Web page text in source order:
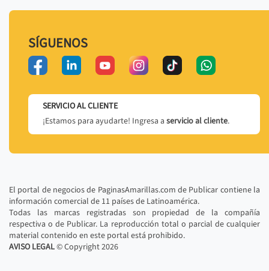
SÍGUENOS
SERVICIO AL CLIENTE
¡Estamos para ayudarte! Ingresa a servicio al cliente.
El portal de negocios de PaginasAmarillas.com de Publicar contiene la
información comercial de 11 países de Latinoamérica.
Todas las marcas registradas son propiedad de la compañía
respectiva o de Publicar. La reproducción total o parcial de cualquier
material contenido en este portal está prohibido.
AVISO LEGAL© Copyright2026